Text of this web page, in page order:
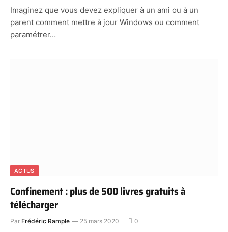
Imaginez que vous devez expliquer à un ami ou à un
parent comment mettre à jour Windows ou comment
paramétrer…
ACTUS
Confinement : plus de 500 livres gratuits à
télécharger
Par Frédéric Rample 25 mars 2020 0